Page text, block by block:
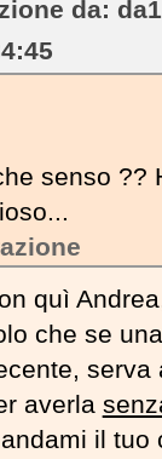
da:
senso ??
quì
che se
serva
averla
il tuo